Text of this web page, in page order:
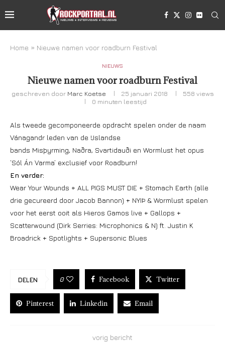
Home » Nieuwe namen voor roadburn Festival
NIEUWS
Nieuwe namen voor roadburn Festival
geschreven door Marc Koetse 25 januari 2018 558 views
0 minuten leestijd
Als tweede gecomponeerde opdracht spelen onder de naam
Vánagandr leden van de IJslandse
bands Misþyrming, Naðra, Svartidauði en Wormlust het opus
‘Sól Án Varma’ exclusief voor Roadburn!
En verder:
Wear Your Wounds + ALL PIGS MUST DIE + Stomach Earth (alle
drie gecureerd door Jacob Bannon) + NYIÞ & Wormlust spelen
voor het eerst ooit als Hieros Gamos live + Gallops +
Scatterwound (Dirk Serries: Microphonics & N) ft. Justin K
Broadrick + Spotlights + Supersonic Blues
DELEN 0 Facebook Twitter
Pinterest Linkedin Email
vorig bericht